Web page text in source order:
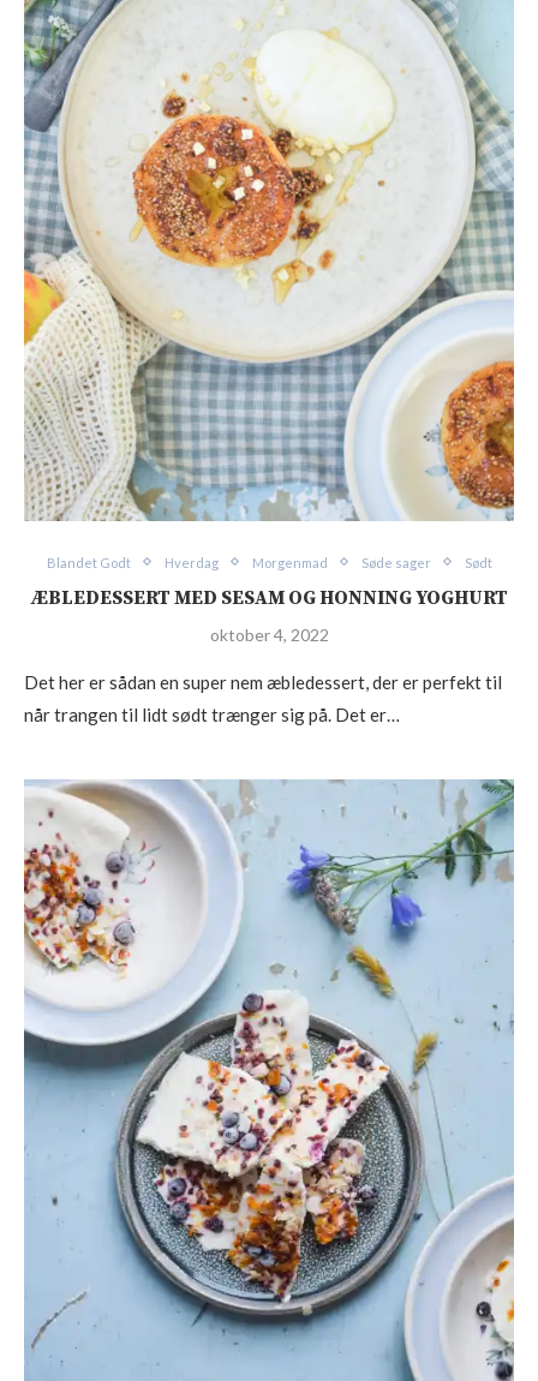
Blandet Godt Hverdag Morgenmad Søde sager Sødt
ÆBLEDESSERT MED SESAM OG HONNING YOGHURT
oktober 4, 2022
Det her er sådan en super nem æbledessert, der er perfekt til
når trangen til lidt sødt trænger sig på. Det er…